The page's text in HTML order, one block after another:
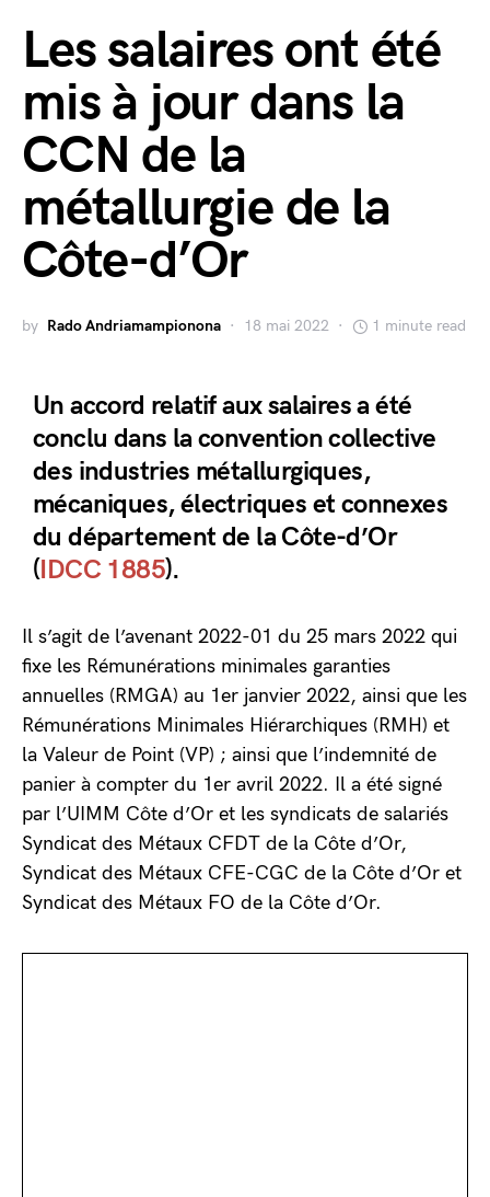
Les salaires ont été
mis à jour dans la
CCN de la
métallurgie de la
Côte-d’Or
by Rado Andriamampionona 18 mai 2022 1 minute read
Un accord relatif aux salaires a été
conclu dans la convention collective
des industries métallurgiques,
mécaniques, électriques et connexes
du département de la Côte-d’Or
(IDCC 1885).
Il s’agit de l’avenant 2022-01 du 25 mars 2022 qui
fixe les Rémunérations minimales garanties
annuelles (RMGA) au 1er janvier 2022, ainsi que les
Rémunérations Minimales Hiérarchiques (RMH) et
la Valeur de Point (VP) ; ainsi que l’indemnité de
panier à compter du 1er avril 2022. Il a été signé
par l’UIMM Côte d’Or et les syndicats de salariés
Syndicat des Métaux CFDT de la Côte d’Or,
Syndicat des Métaux CFE-CGC de la Côte d’Or et
Syndicat des Métaux FO de la Côte d’Or.